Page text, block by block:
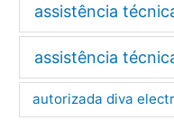
assistência
assistência
autorizada diva